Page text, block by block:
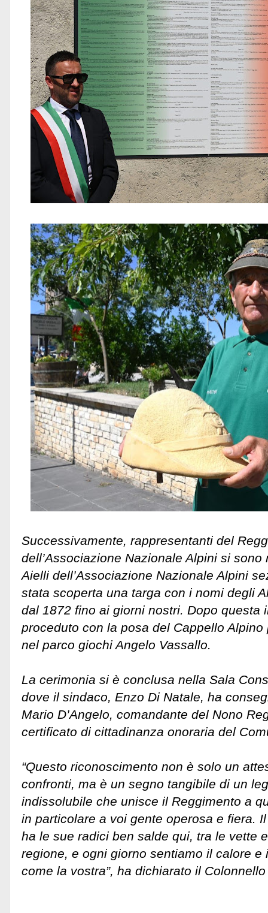
Successivamente, rappresentanti del
dell’Associazione Nazionale Alpini si
Aielli dell’Associazione Nazionale Alpini
stata scoperta una targa con i nomi degli
dal 1872 fino ai giorni nostri. Dopo questa
proceduto con la posa del Cappello
nel parco giochi Angelo Vassallo.
La cerimonia si è conclusa nella Sala
dove il sindaco, Enzo Di Natale, ha
Mario D’Angelo, comandante del Nono
certificato di cittadinanza onoraria del
“Questo riconoscimento non è solo un
confronti, ma è un segno tangibile di un
indissolubile che unisce il Reggimento a
in particolare a voi gente operosa e fiera.
ha le sue radici ben salde qui, tra le vette
regione, e ogni giorno sentiamo il calore e
come la vostra”, ha dichiarato il Colonnello